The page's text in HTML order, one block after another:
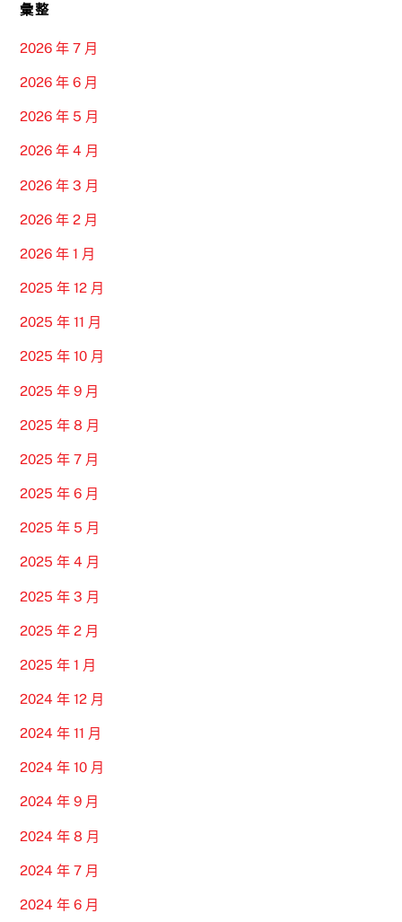
彙整
2026 年 7 月
2026 年 6 月
2026 年 5 月
2026 年 4 月
2026 年 3 月
2026 年 2 月
2026 年 1 月
2025 年 12 月
2025 年 11 月
2025 年 10 月
2025 年 9 月
2025 年 8 月
2025 年 7 月
2025 年 6 月
2025 年 5 月
2025 年 4 月
2025 年 3 月
2025 年 2 月
2025 年 1 月
2024 年 12 月
2024 年 11 月
2024 年 10 月
2024 年 9 月
2024 年 8 月
2024 年 7 月
2024 年 6 月